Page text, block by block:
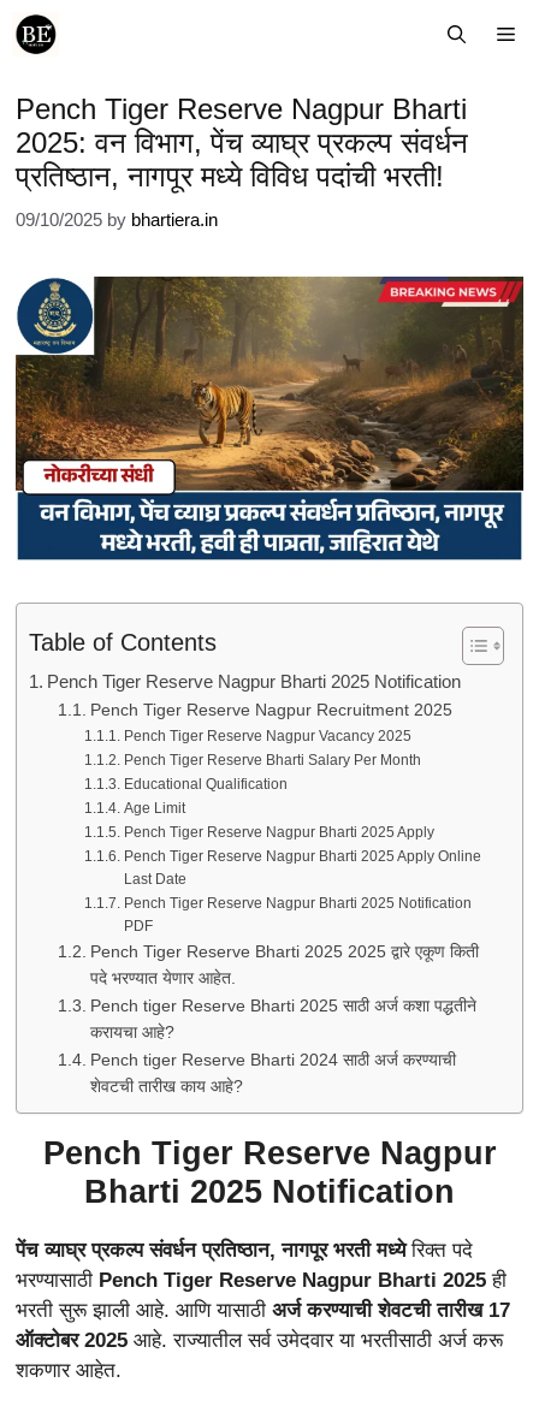
Skip
Pench Tiger Reserve Nagpur Bharti
2025: वन विभाग, पेंच व्याघ्र प्रकल्प संवर्धन
प्रतिष्ठान, नागपूर मध्ये विविध पदांची भरती!
09/10/2025 by bhartiera.in
Table of Contents
Pench Tiger Reserve Nagpur Bharti 2025 Notification
Pench Tiger Reserve Nagpur Recruitment 2025
Pench Tiger Reserve Nagpur Vacancy 2025
Pench Tiger Reserve Bharti Salary Per Month
Educational Qualification
Age Limit
Pench Tiger Reserve Nagpur Bharti 2025 Apply
Pench Tiger Reserve Nagpur Bharti 2025 Apply Online
Last Date
Pench Tiger Reserve Nagpur Bharti 2025 Notification
PDF
Pench Tiger Reserve Bharti 2025 2025 द्वारे एकूण किती
पदे भरण्यात येणार आहेत.
Pench tiger Reserve Bharti 2025 साठी अर्ज कशा पद्धतीने
करायचा आहे?
Pench tiger Reserve Bharti 2024 साठी अर्ज करण्याची
शेवटची तारीख काय आहे?
Pench Tiger Reserve Nagpur
Bharti 2025 Notification
पेंच व्याघ्र प्रकल्प संवर्धन प्रतिष्ठान, नागपूर भरतीमध्येरिक्त पदे
भरण्यासाठी Pench Tiger Reserve Nagpur Bharti 2025 ही
भरती सुरू झाली आहे. आणि यासाठी अर्ज करण्याची शेवटची तारीख 17
ऑक्टोबर 2025 आहे. राज्यातील सर्व उमेदवार या भरतीसाठी अर्ज करू
शकणार आहेत.